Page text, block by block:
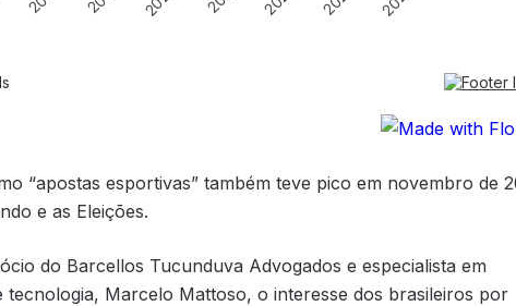
“apostas esportivas” também teve pico em novembro de
e as Eleições.
do Barcellos Tucunduva Advogados e especialista em
tecnologia, Marcelo Mattoso, o interesse dos brasileiros por